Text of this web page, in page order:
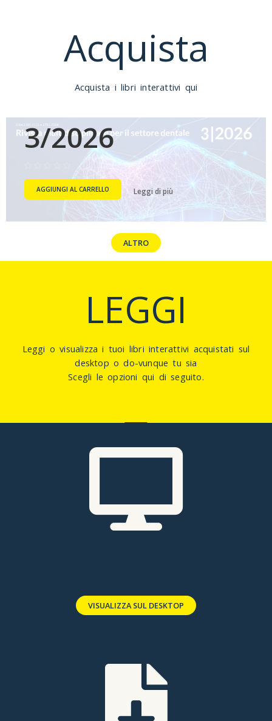
Acquista
Acquista i libri interattivi qui
& teamwork
clinic Interactive
3/2026
V
u
t
AGGIUNGI AL CARRELLO Leggi di più
ALTRO
LEGGI
Leggi o visualizza i tuoi libri interattivi acquistati sul
desktop o do-vunque tu sia
Scegli le opzioni qui di seguito.
VISUALIZZA SUL DESKTOP